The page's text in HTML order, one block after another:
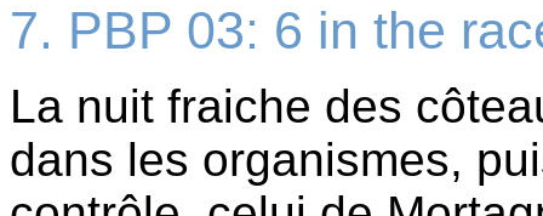
7. PBP 03: 6 in the
La nuit fraiche des
dans les organismes,